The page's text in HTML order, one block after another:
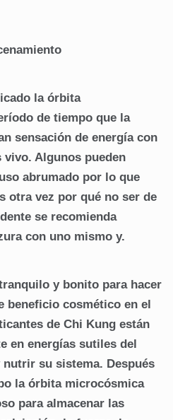
la órbita
de tiempo que la
sensación de energía con
Algunos pueden
abrumado por lo que
otra vez por qué no ser de
se recomienda
con uno mismo y.
y bonito para hacer
beneficio cosmético en el
de Chi Kung están
en energías sutiles del
su sistema. Después
la órbita microcósmica
para almacenar las